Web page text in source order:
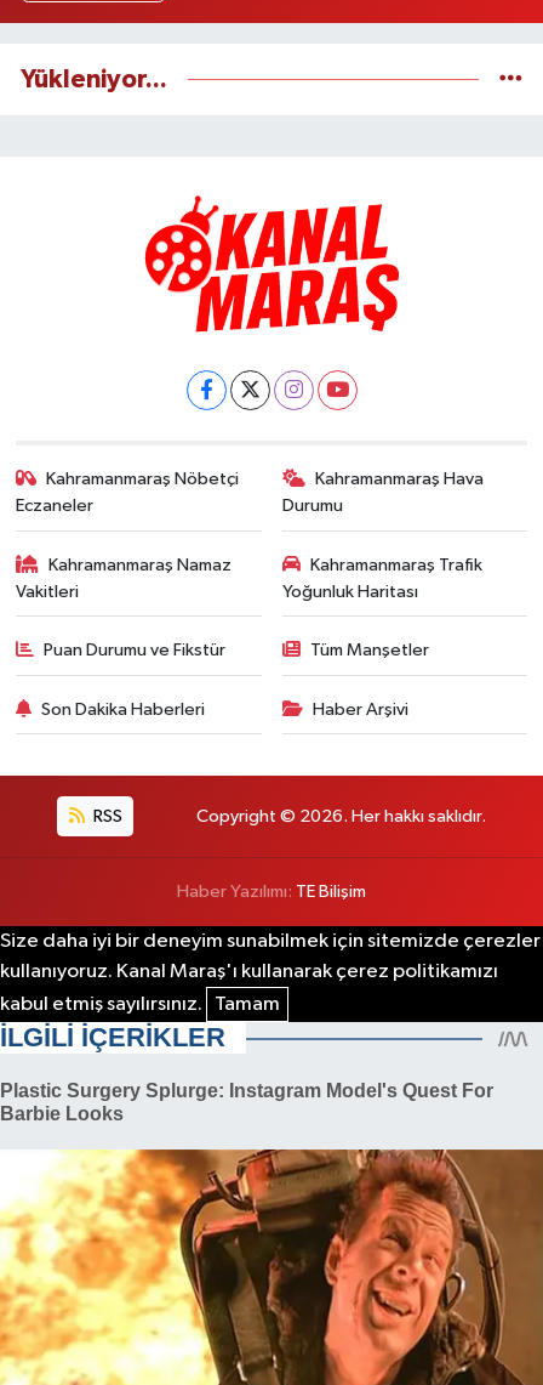
Yükleniyor...
Kahramanmaraş Nöbetçi
Eczaneler
Kahramanmaraş Hava
Durumu
Kahramanmaraş Namaz
Vakitleri
Kahramanmaraş Trafik
Yoğunluk Haritası
Puan Durumu ve Fikstür Tüm Manşetler
Son Dakika Haberleri Haber Arşivi
RSS Copyright © 2026. Her hakkı saklıdır.
Haber Yazılımı: TE Bilişim
Size daha iyi bir deneyim sunabilmek için sitemizde çerezler
kullanıyoruz. Kanal Maraş'ı kullanarak çerez politikamızı
kabul etmiş sayılırsınız.
Tamam